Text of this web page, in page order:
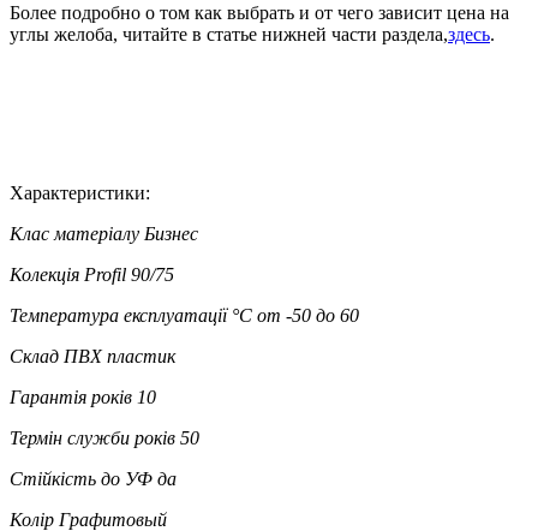
Более подробно о том как выбрать и от чего зависит цена на
углы желоба, читайте в статье нижней части раздела,здесь.
Характеристики:
Клас матеріалу Бизнес
Колекція Profil 90/75
Температура експлуатації °C от -50 до 60
Склад ПВХ пластик
Гарантія років 10
Термін служби років 50
Стійкість до УФ да
Колір Графитовый